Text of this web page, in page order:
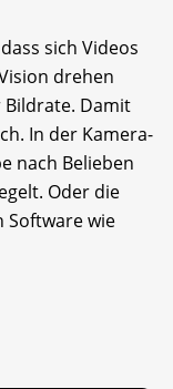
sich Videos
drehen
Bildrate. Damit
In der Kamera-
nach Belieben
Oder die
Software wie